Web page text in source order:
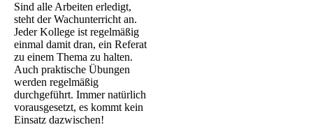
Sind alle Arbeiten erledigt,
steht der Wachunterricht an.
Jeder Kollege ist regelmäßig
einmal damit dran, ein Referat
zu einem Thema zu halten.
Auch praktische Übungen
werden regelmäßig
durchgeführt. Immer natürlich
vorausgesetzt, es kommt kein
Einsatz dazwischen!